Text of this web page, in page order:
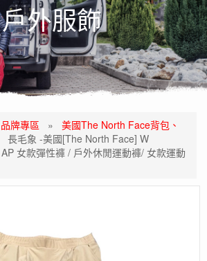
戶外服飾
品牌專區 » 美國The North Face背包、
長毛象 -美國[The North Face] W
女款彈性褲 / 戶外休閒運動褲/ 女款運動